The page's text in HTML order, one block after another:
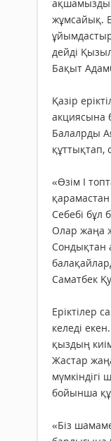
ақшамызды
жұмсайық.
дейді
Бақыт
Қазір
акциясына
Балалрды
құттықтап,
«Өзім І
қарамастан
Себебі бұл
Олар жаңа
Саматбек
Еріктілер
келеді
қыздың
Жастар
мүмкіндігі
бойынша
«Біз